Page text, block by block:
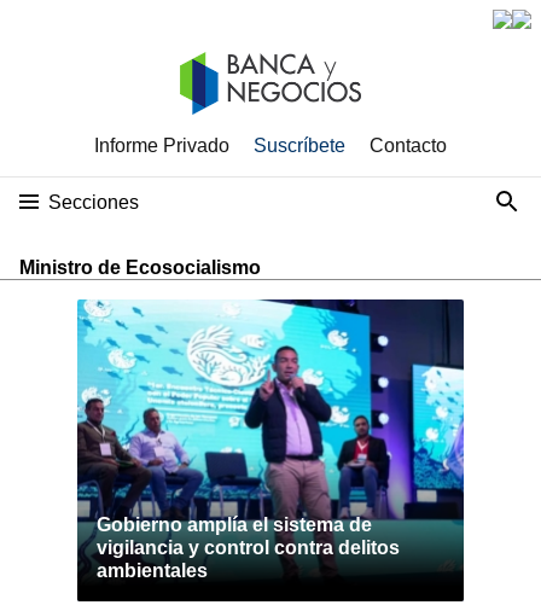
Informe Privado Suscríbete Contacto
Secciones
Ministro de Ecosocialismo
Gobierno amplía el sistema de
vigilancia y control contra delitos
ambientales